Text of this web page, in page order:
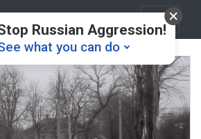
Russian Aggression!
what you can do